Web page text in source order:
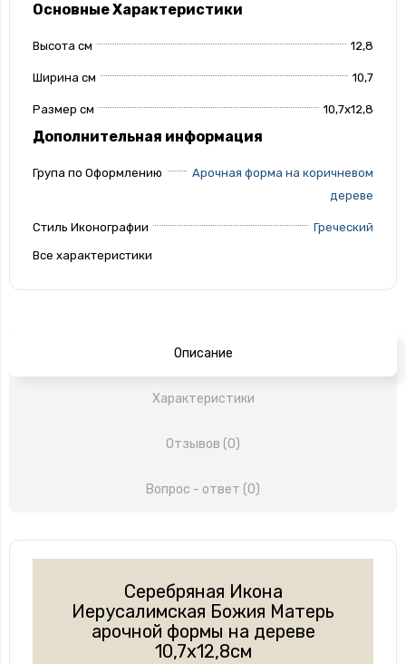
Основные Характеристики
Высота см 12,8
Ширина см 10,7
Размер см 10,7х12,8
Дополнительная информация
Група по Оформлению
Арочная форма на коричневом
дереве
Стиль Иконографии Греческий
Все характеристики
Описание
Характеристики
Отзывов (0)
Вопрос - ответ (0)
Серебряная Икона
Иерусалимская Божия Матерь
арочной формы на дереве
10,7х12,8см